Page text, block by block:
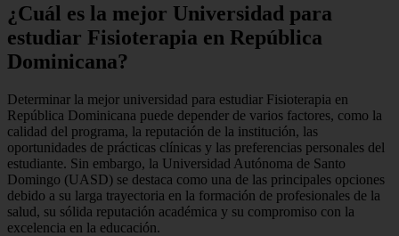
¿Cuál es la mejor Universidad para
estudiar Fisioterapia en República
Dominicana?
Determinar la mejor universidad para estudiar Fisioterapia en
República Dominicana puede depender de varios factores, como la
calidad del programa, la reputación de la institución, las
oportunidades de prácticas clínicas y las preferencias personales del
estudiante. Sin embargo, la Universidad Autónoma de Santo
Domingo (UASD) se destaca como una de las principales opciones
debido a su larga trayectoria en la formación de profesionales de la
salud, su sólida reputación académica y su compromiso con la
excelencia en la educación.